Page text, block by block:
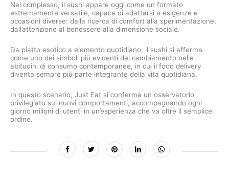
Nel complesso, il sushi appare oggi come un formato
estremamente versatile, capace di adattarsi a esigenze e
occasioni diverse: dalla ricerca di comfort alla sperimentazione,
dall’attenzione al benessere alla dimensione sociale.
Da piatto esotico a elemento quotidiano, il sushi si afferma
come uno dei simboli più evidenti del cambiamento nelle
abitudini di consumo contemporanee, in cui il food delivery
diventa sempre più parte integrante della vita quotidiana.
In questo scenario, Just Eat si conferma un osservatorio
privilegiato sui nuovi comportamenti, accompagnando ogni
giorno milioni di utenti in un’esperienza che va oltre il semplice
ordine.